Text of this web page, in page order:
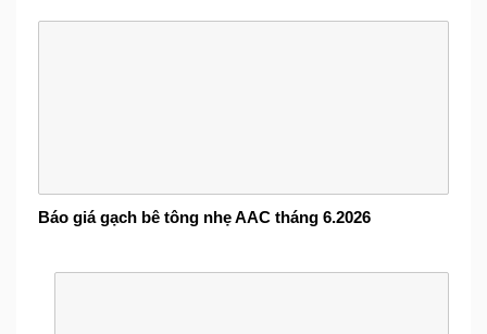
Báo giá gạch bê tông nhẹ AAC tháng 6.2026